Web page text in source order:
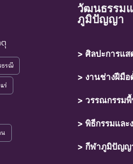
ศัยอยู่ในถิ่นที่อยู่อาศัยตามธรรมชาติ
สูญพันธุ์จากพื้นที่ธรรมชาติในขณะนี้
ายที่ใกล้จะสูญพันธุ์ไปจากโลกหรือสูญพั
ดำเนินต่อไป
นธุ์ในอนาคตอันใกล้ ถ้ายังคงมีปัจจัยต่า
ธรณี
ร่
น
วัฒนธรรม
ภูมิปัญญา
> ศิลปะการแส
> งานช่างฝีมือ
> วรรณกรรม
> พิธีกรรมและ
> กีฬาภูมิปัญญ